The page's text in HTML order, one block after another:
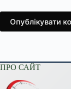
Опублікувати
ПРО САЙТ